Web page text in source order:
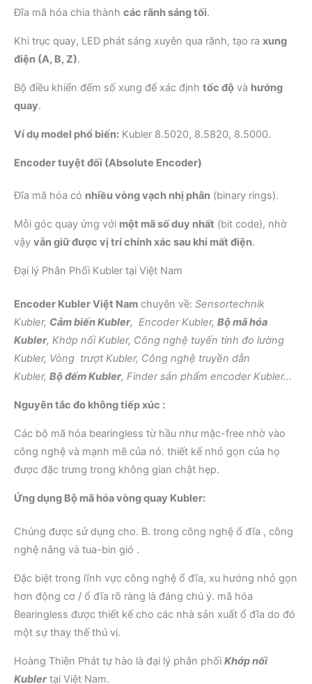
Đĩa mã hóa chia thành các rãnh sáng tối.
Khi trục quay, LED phát sáng xuyên qua rãnh, tạo ra xung
điện (A, B, Z).
Bộ điều khiển đếm số xung để xác định tốc độ và hướng
quay.
Ví dụ model phổ biến: Kubler 8.5020, 8.5820, 8.5000.
Encoder tuyệt đối (Absolute Encoder)
Đĩa mã hóa có nhiều vòng vạch nhị phân (binary rings).
Mỗi góc quay ứng với một mã số duy nhất (bit code), nhờ
vậy vẫn giữ được vị trí chính xác sau khi mất điện.
Đại lý Phân Phối Kubler tại Việt Nam
Encoder Kubler Việt Nam chuyên về: Sensortechnik
Kubler, Cảm biến Kubler, Encoder Kubler, Bộ mã hóa
Kubler, Khớp nối Kubler, Công nghệ tuyến tính đo lường
Kubler, Vòng trượt Kubler, Công nghệ truyền dẫn
Kubler, Bộ đếm Kubler, Finder sản phẩm encoder Kubler…
Nguyên tắc đo không tiếp xúc :
Các bộ mã hóa bearingless từ hầu như mặc-free nhờ vào
công nghệ và mạnh mẽ của nó. thiết kế nhỏ gọn của họ
được đặc trưng trong không gian chật hẹp.
Ứng dụng Bộ mã hóa vòng quay Kubler:
Chúng được sử dụng cho. B. trong công nghệ ổ đĩa , công
nghệ nâng và tua-bin gió .
Đặc biệt trong lĩnh vực công nghệ ổ đĩa, xu hướng nhỏ gọn
hơn động cơ / ổ đĩa rõ ràng là đáng chú ý. mã hóa
Bearingless được thiết kế cho các nhà sản xuất ổ đĩa do đó
một sự thay thế thú vị.
Hoàng Thiên Phát tự hào là đại lý phân phối Khớp nối
Kublertại Việt Nam.